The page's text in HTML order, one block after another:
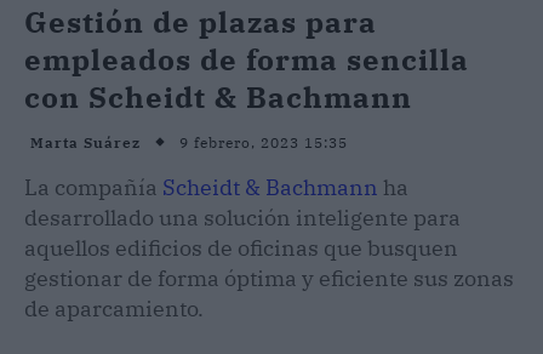
Gestión de plazas para
empleados de forma sencilla
con Scheidt & Bachmann
Marta Suárez 9 febrero, 2023 15:35
La compañía Scheidt & Bachmann ha
desarrollado una solución inteligente para
aquellos edificios de oficinas que busquen
gestionar de forma óptima y eficiente sus zonas
de aparcamiento.